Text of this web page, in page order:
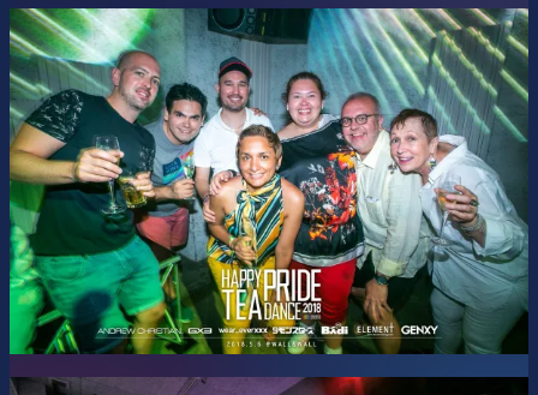
Music by DJs:
KAZUbou & YOUYEAH
NISSY & ToMoCy
TOKYO DISCO PARFAIT (DJ SAWA & HIDEO)
TOMO & YUME
Twisted Disko (GAKKIE & Yohei)
SHUTOBI & YUKITA
Visuals by VJs: